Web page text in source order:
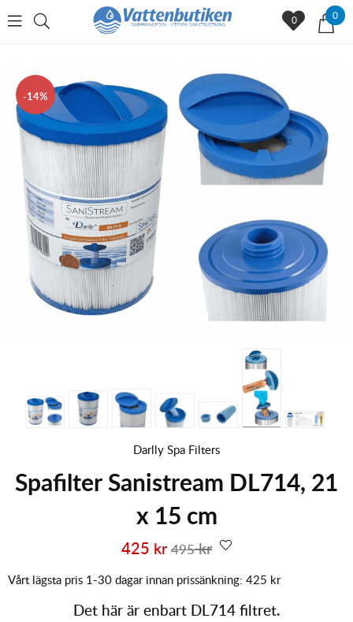
0
0
14
Darlly Spa Filters
Spafilter Sanistream DL714, 21
x 15 cm
495kr
425 kr
Vårt lägsta pris 1-30 dagar innan prissänkning: 425 kr
Det här är enbart DL714 filtret.